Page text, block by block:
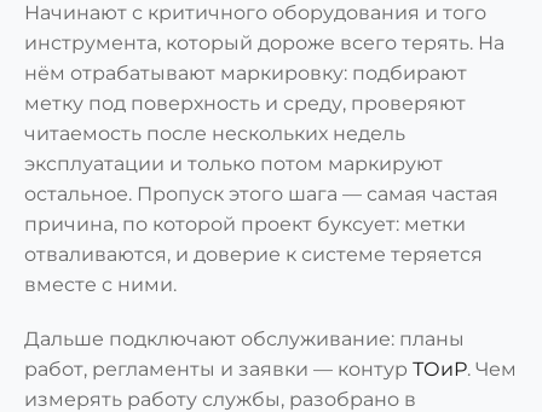
Начинают с критичного оборудования и того
инструмента, который дороже всего терять. На
нём отрабатывают маркировку: подбирают
метку под поверхность и среду, проверяют
читаемость после нескольких недель
эксплуатации и только потом маркируют
остальное. Пропуск этого шага — самая частая
причина, по которой проект буксует: метки
отваливаются, и доверие к системе теряется
вместе с ними.
Дальше подключают обслуживание: планы
работ, регламенты и заявки — контур ТОиР. Чем
измерять работу службы, разобрано в